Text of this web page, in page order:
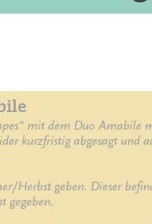
mit dem Duo Amabile
kurzfristig abgesagt und
Herbst geben. Dieser
gegeben.